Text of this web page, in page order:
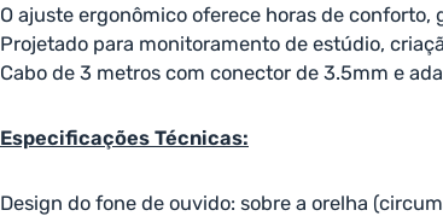
O ajuste ergonômico oferece horas de
Projetado para monitoramento de estúdio,
Cabo de 3 metros com conector de 3.5mm e
Especificações Técnicas:
Design do fone de ouvido: sobre a orelha